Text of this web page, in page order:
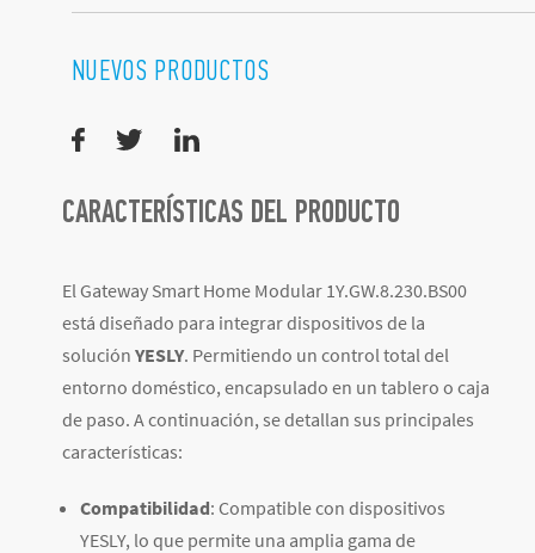
NUEVOS PRODUCTOS
CARACTERÍSTICAS DEL PRODUCTO
El Gateway Smart Home Modular 1Y.GW.8.230.BS00
está diseñado para integrar dispositivos de la
solución YESLY. Permitiendo un control total del
entorno doméstico, encapsulado en un tablero o caja
de paso. A continuación, se detallan sus principales
características:
Compatibilidad: Compatible con dispositivos
YESLY, lo que permite una amplia gama de